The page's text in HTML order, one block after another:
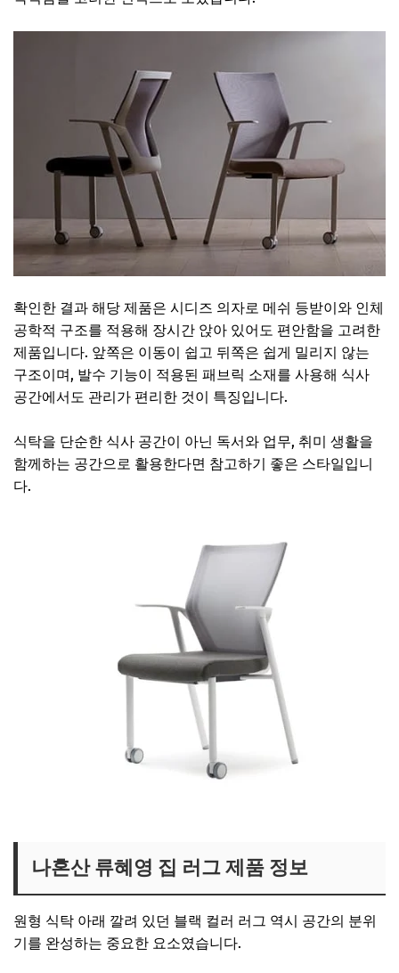
확인한 결과 해당 제품은 시디즈 의자로 메쉬 등받이와 인체
공학적 구조를 적용해 장시간 앉아 있어도 편안함을 고려한
제품입니다. 앞쪽은 이동이 쉽고 뒤쪽은 쉽게 밀리지 않는
구조이며, 발수 기능이 적용된 패브릭 소재를 사용해 식사
공간에서도 관리가 편리한 것이 특징입니다.
식탁을 단순한 식사 공간이 아닌 독서와 업무, 취미 생활을
함께하는 공간으로 활용한다면 참고하기 좋은 스타일입니
다.
나혼산 류혜영 집 러그 제품 정보
원형 식탁 아래 깔려 있던 블랙 컬러 러그 역시 공간의 분위
기를 완성하는 중요한 요소였습니다.